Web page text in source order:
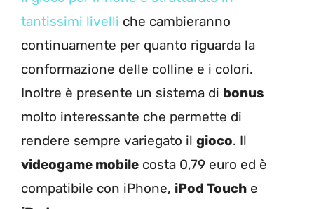
tantissimi livelli che cambieranno
continuamente per quanto riguarda la
conformazione delle colline e i colori.
Inoltre è presente un sistema di bonus
molto interessante che permette di
rendere sempre variegato il gioco. Il
videogame mobile costa 0,79 euro ed è
compatibile con iPhone, iPod Touch e